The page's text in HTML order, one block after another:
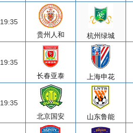
19:35
贵州人和
杭州绿城
19:35
长春亚泰
上海申花
19:35
北京国安
山东鲁能